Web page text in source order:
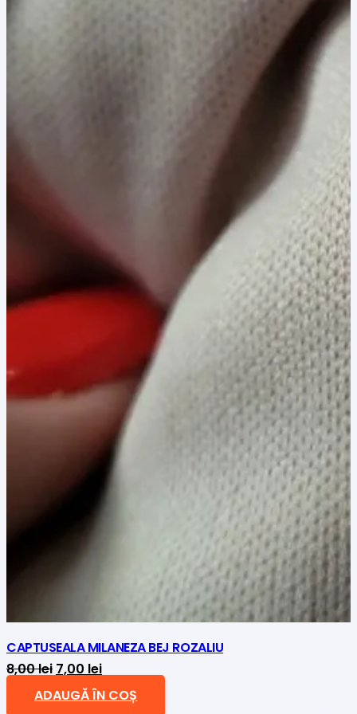
CAPTUSEALA MILANEZA BEJ ROZALIU
8,00lei Prețul
inițial
7,00 leiPrețul
curent
ADAUGĂ ÎN COȘ